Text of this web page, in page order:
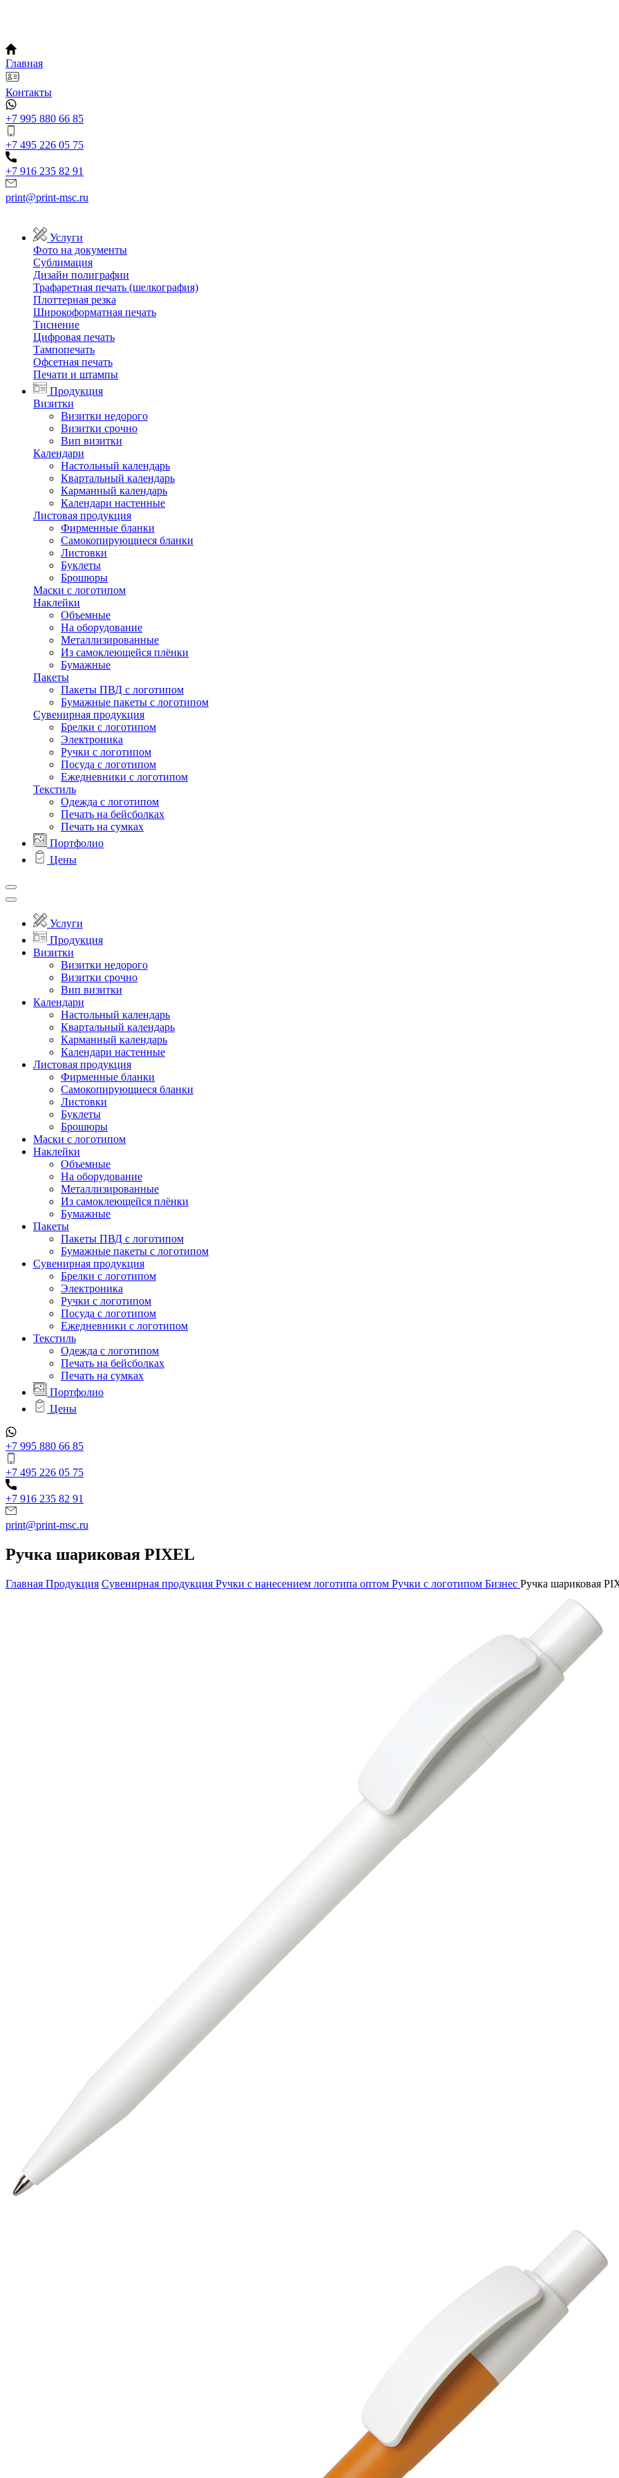
Главная
Контакты
+7 995 880 66 85
+7 495 226 05 75
+7 916 235 82 91
print@print-msc.ru
Услуги
Фото на документы
Сублимация
Дизайн полиграфии
Трафаретная печать (шелкография)
Плоттерная резка
Широкоформатная печать
Тиснение
Цифровая печать
Тампопечать
Офсетная печать
Печати и штампы
Продукция
Визитки
Визитки недорого
Визитки срочно
Вип визитки
Календари
Настольный календарь
Квартальный календарь
Карманный календарь
Календари настенные
Листовая продукция
Фирменные бланки
Самокопирующиеся бланки
Листовки
Буклеты
Брошюры
Маски с логотипом
Наклейки
Объемные
На оборудование
Металлизированные
Из самоклеющейся плёнки
Бумажные
Пакеты
Пакеты ПВД с логотипом
Бумажные пакеты с логотипом
Сувенирная продукция
Брелки с логотипом
Электроника
Ручки с логотипом
Посуда с логотипом
Ежедневники с логотипом
Текстиль
Одежда с логотипом
Печать на бейсболках
Печать на сумках
Портфолио
Цены
Услуги
Продукция
Визитки
Визитки недорого
Визитки срочно
Вип визитки
Календари
Настольный календарь
Квартальный календарь
Карманный календарь
Календари настенные
Листовая продукция
Фирменные бланки
Самокопирующиеся бланки
Листовки
Буклеты
Брошюры
Маски с логотипом
Наклейки
Объемные
На оборудование
Металлизированные
Из самоклеющейся плёнки
Бумажные
Пакеты
Пакеты ПВД с логотипом
Бумажные пакеты с логотипом
Сувенирная продукция
Брелки с логотипом
Электроника
Ручки с логотипом
Посуда с логотипом
Ежедневники с логотипом
Текстиль
Одежда с логотипом
Печать на бейсболках
Печать на сумках
Портфолио
Цены
+7 995 880 66 85
+7 495 226 05 75
+7 916 235 82 91
print@print-msc.ru
Ручка шариковая PIXEL
Главная Продукция Сувенирная продукция Ручки с нанесением логотипа оптом Ручки с логотипом Бизнес Ручка шариковая